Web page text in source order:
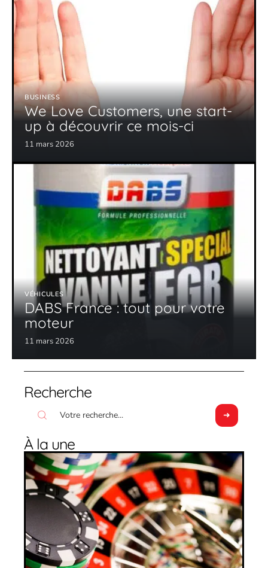
BUSINESS
We Love Customers, une start-
up à découvrir ce mois-ci
11 mars 2026
VÉHICULES
DABS France : tout pour votre
moteur
11 mars 2026
Recherche
À la une